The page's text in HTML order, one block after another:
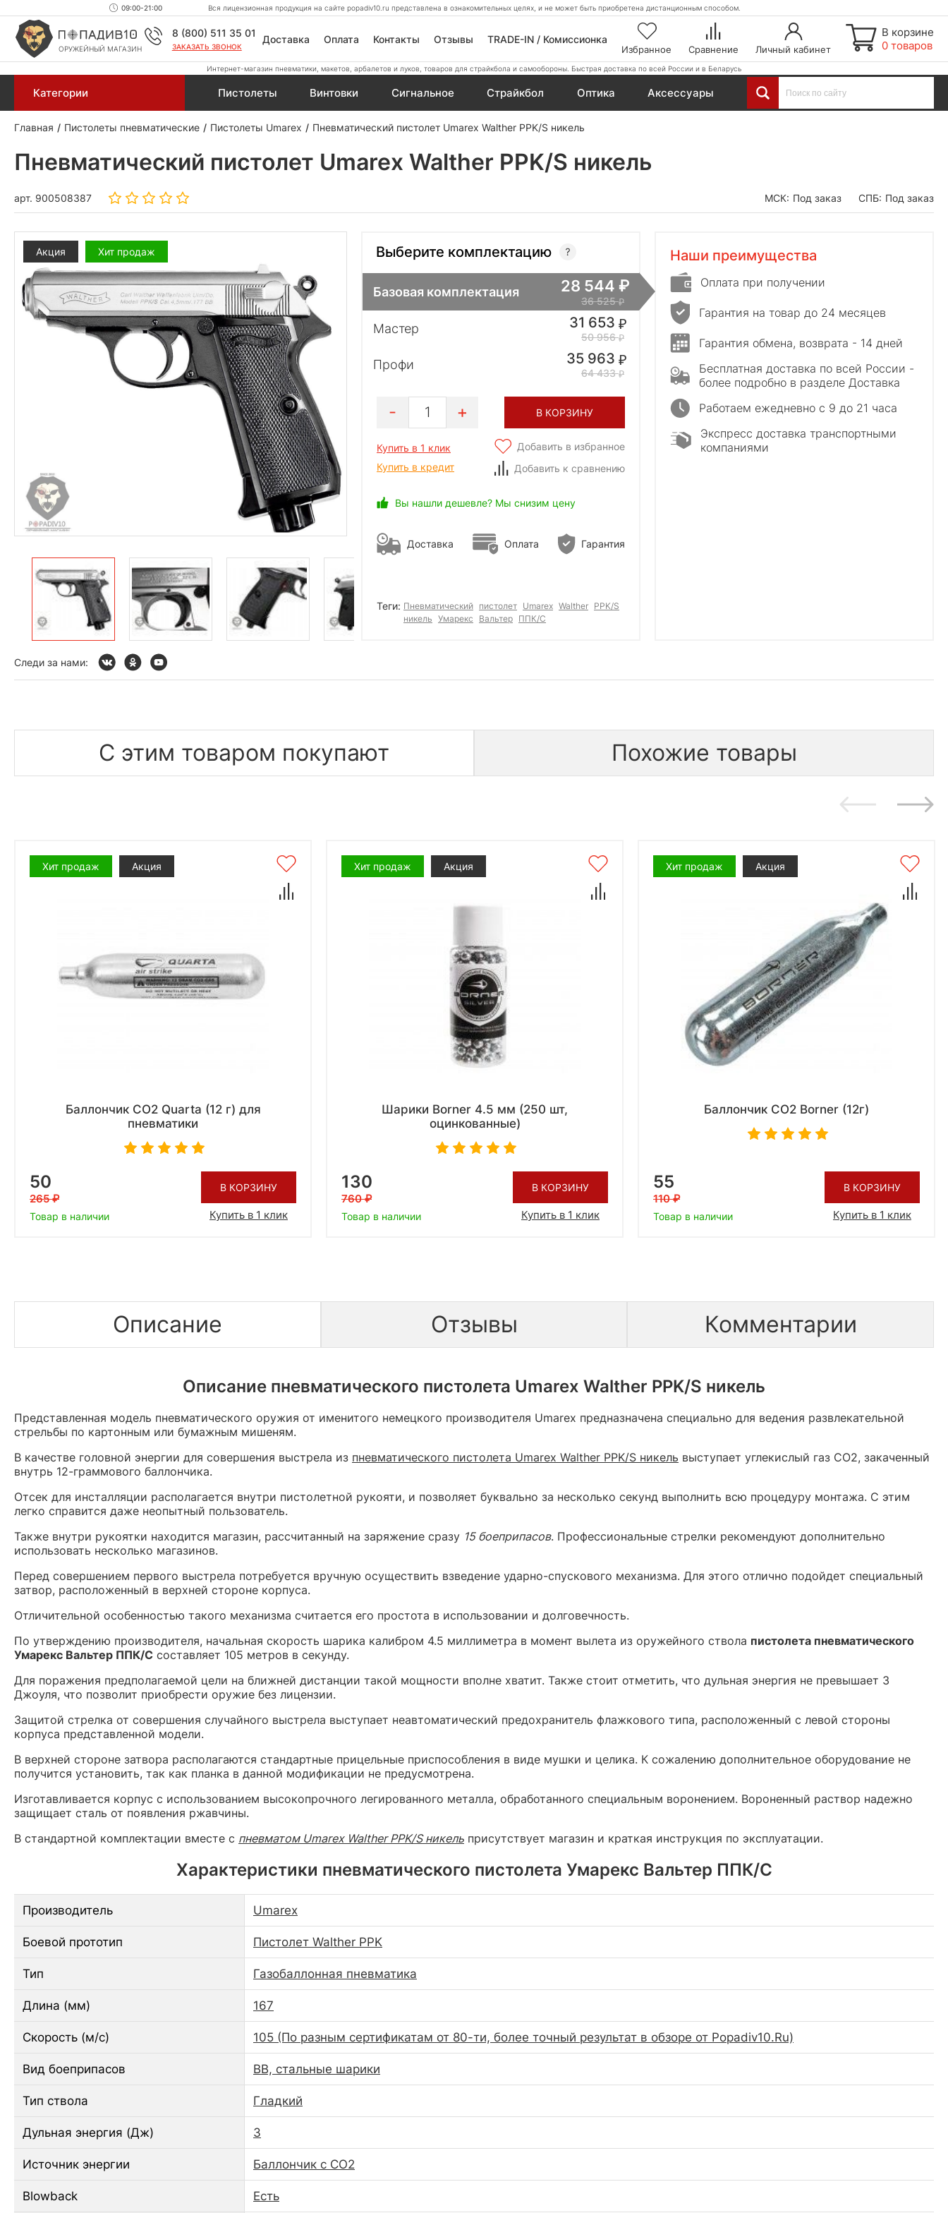
09:00-21:00 Вся лицензионная продукция на сайте popadiv10.ru представлена в ознакомительных целях, и не может быть приобретена дистанционным способом.
ОРУЖЕЙНЫЙ МАГАЗИН
8 (800) 511 35 01
ЗАКАЗАТЬ ЗВОНОК
Доставка Оплата Контакты Отзывы TRADE-IN / Комиссионка
Избранное Сравнение Личный кабинет
В корзине
0 товаров
Интернет-магазин пневматики, макетов, арбалетов и луков, товаров для страйкбола и самообороны. Быстрая доставка по всей России и в Беларусь
Категории Пистолеты Винтовки Сигнальное Страйкбол Оптика Аксессуары
Главная Пистолеты пневматические Пистолеты Umarex Пневматический пистолет Umarex Walther PPK/S никель
Пневматический пистолет Umarex Walther PPK/S никель
арт. 900508387 МСК: Под заказ СПБ: Под заказ
Акция Хит продаж Выберите комплектацию
Базовая комплектация 28 544
36 525
Мастер 31 653
50 956
Профи 35 963
64 433
1 В КОРЗИНУ
Купить в 1 клик
Купить в кредит
Добавить в избранное
Добавить к сравнению
Вы нашли дешевле? Мы снизим цену
Доставка Оплата Гарантия
Теги: Пневматический пистолет Umarex Walther PPK/S
никель Умарекс Вальтер ППК/С
Наши преимущества
Оплата при получении
Гарантия на товар до 24 месяцев
Гарантия обмена, возврата - 14 дней
Бесплатная доставка по всей России -
более подробно в разделе Доставка
Работаем ежедневно с 9 до 21 часа
Экспресс доставка транспортными
компаниями
Следи за нами:
С этим товаром покупают Похожие товары
Хит продаж Акция
Баллончик CO2 Quarta (12 г) для
пневматики
50
265
Товар в наличии
В КОРЗИНУ
Купить в 1 клик
Хит продаж Акция
Шарики Borner 4.5 мм (250 шт,
оцинкованные)
130
760
Товар в наличии
В КОРЗИНУ
Купить в 1 клик
Хит продаж Акция
Баллончик CO2 Borner (12г)
55
110
Товар в наличии
В КОРЗИНУ
Купить в 1 клик
Описание Отзывы Комментарии
Описание пневматического пистолета Umarex Walther PPK/S никель
Представленная модель пневматического оружия от именитого немецкого производителя Umarex предназначена специально для ведения развлекательной
стрельбы по картонным или бумажным мишеням.
В качестве головной энергии для совершения выстрела из пневматического пистолета Umarex Walther PPK/S никель выступает углекислый газ CO2, закаченный
внутрь 12-граммового баллончика.
Отсек для инсталляции располагается внутри пистолетной рукояти, и позволяет буквально за несколько секунд выполнить всю процедуру монтажа. С этим
легко справится даже неопытный пользователь.
Также внутри рукоятки находится магазин, рассчитанный на заряжение сразу 15 боеприпасов. Профессиональные стрелки рекомендуют дополнительно
использовать несколько магазинов.
Перед совершением первого выстрела потребуется вручную осуществить взведение ударно-спускового механизма. Для этого отлично подойдет специальный
затвор, расположенный в верхней стороне корпуса.
Отличительной особенностью такого механизма считается его простота в использовании и долговечность.
По утверждению производителя, начальная скорость шарика калибром 4.5 миллиметра в момент вылета из оружейного ствола пистолета пневматического
Умарекс Вальтер ППК/С составляет 105 метров в секунду.
Для поражения предполагаемой цели на ближней дистанции такой мощности вполне хватит. Также стоит отметить, что дульная энергия не превышает 3
Джоуля, что позволит приобрести оружие без лицензии.
Защитой стрелка от совершения случайного выстрела выступает неавтоматический предохранитель флажкового типа, расположенный с левой стороны
корпуса представленной модели.
В верхней стороне затвора располагаются стандартные прицельные приспособления в виде мушки и целика. К сожалению дополнительное оборудование не
получится установить, так как планка в данной модификации не предусмотрена.
Изготавливается корпус с использованием высокопрочного легированного металла, обработанного специальным воронением. Вороненный раствор надежно
защищает сталь от появления ржавчины.
В стандартной комплектации вместе с пневматом Umarex Walther PPK/S никель присутствует магазин и краткая инструкция по эксплуатации.
Характеристики пневматического пистолета Умарекс Вальтер ППК/С
Производитель Umarex
Боевой прототип Пистолет Walther PPK
Тип Газобаллонная пневматика
Длина (мм) 167
Скорость (м/с) 105 (По разным сертификатам от 80-ти, более точный результат в обзоре от Popadiv10.Ru)
Вид боеприпасов ВВ, стальные шарики
Тип ствола Гладкий
Дульная энергия (Дж) 3
Источник энергии Баллончик с СО2
Blowback Есть